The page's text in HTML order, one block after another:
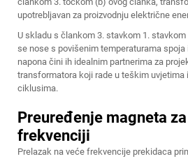
upotrebljavan za proizvodnju električne
U skladu s člankom 3. stavkom 1.
se nose s povišenim temperaturama
napona čini ih idealnim partnerima za
transformatora koji rade u teškim uvjetima
ciklusima.
Preuređenje magneta
frekvenciji
Prelazak na veće frekvencije prekidaca